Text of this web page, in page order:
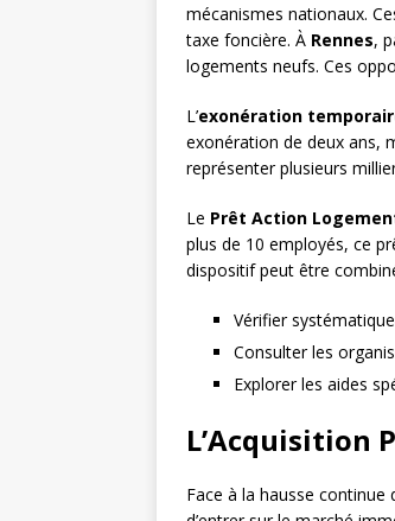
mécanismes nationaux.
taxe foncière. À Rennes,
logements neufs. Ces
L’exonération
exonération de deux ans,
représenter plusieurs
Le Prêt Action
plus de 10 employés, ce
dispositif peut être
Vérifier
Consulter les
Explorer les aides
L’Acquisition
Face à la hausse continue